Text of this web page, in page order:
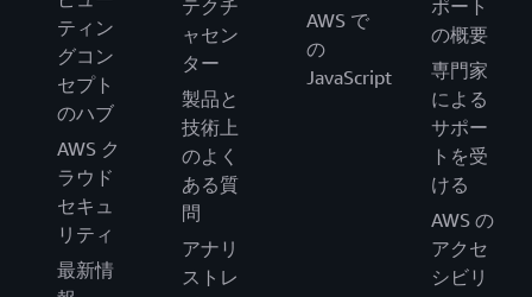
ティン
グコン
セプト
のハブ
AWS ク
ラウド
セキュ
リティ
最新情
テクチ
ャセン
ター
製品と
技術上
のよく
ある質
問
アナリ
ストレ
AWS で
の
JavaScript
ポート
の概要
専門家
による
サポー
トを受
ける
AWS の
アクセ
シビリ